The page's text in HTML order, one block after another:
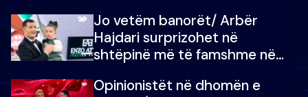
çoja luftën time deri në fund
Jo vetëm banorët/ Arbër
Hajdari surprizohet në
shtëpinë më të famshme në
vajzën e tij
Opinionistët në dhomën e